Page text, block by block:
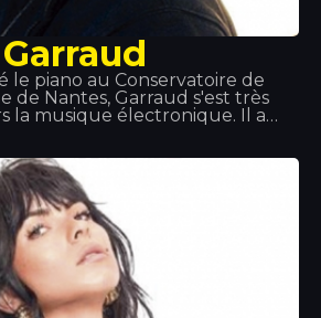
le piano au Conservatoire de
de Nantes, Garraud s'est très
la musique électronique. Il a
Beyoncé, Deep Dish… et
cadre de ses projets avec
Sinclair. On peut le retrouver
la Love Parade… et au